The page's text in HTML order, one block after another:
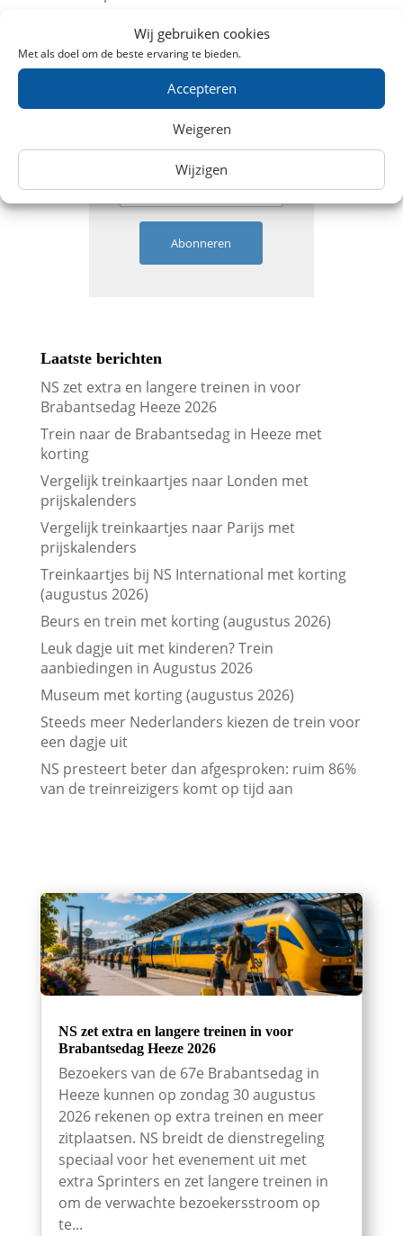
Wij gebruiken cookies
Met als doel om de beste ervaring te bieden.
Accepteren
Weigeren
Wijzigen
Ontvang aanbiedingen
Abonneren
Laatste berichten
NS zet extra en langere treinen in voor
Brabantsedag Heeze 2026
Trein naar de Brabantsedag in Heeze met
korting
Vergelijk treinkaartjes naar Londen met
prijskalenders
Vergelijk treinkaartjes naar Parijs met
prijskalenders
Treinkaartjes bij NS International met korting
(augustus 2026)
Beurs en trein met korting (augustus 2026)
Leuk dagje uit met kinderen? Trein
aanbiedingen in Augustus 2026
Museum met korting (augustus 2026)
Steeds meer Nederlanders kiezen de trein voor
een dagje uit
NS presteert beter dan afgesproken: ruim 86%
van de treinreizigers komt op tijd aan
NS zet extra en langere treinen in voor
Brabantsedag Heeze 2026
Bezoekers van de 67e Brabantsedag in
Heeze kunnen op zondag 30 augustus
2026 rekenen op extra treinen en meer
zitplaatsen. NS breidt de dienstregeling
speciaal voor het evenement uit met
extra Sprinters en zet langere treinen in
om de verwachte bezoekersstroom op
te...